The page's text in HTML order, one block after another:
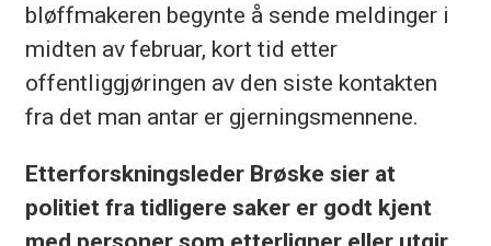
bløffmakeren begynte å sende meldinger i
midten av februar, kort tid etter
offentliggjøringen av den siste kontakten
fra det man antar er gjerningsmennene.
Etterforskningsleder Brøske sier at
politiet fra tidligere saker er godt kjent